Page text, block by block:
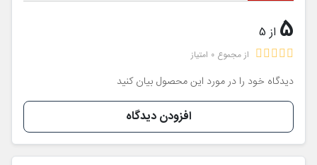
5 از 5
از مجموع 0 امتیاز
دیدگاه خود را در مورد این محصول بیان کنید
افزودن دیدگاه